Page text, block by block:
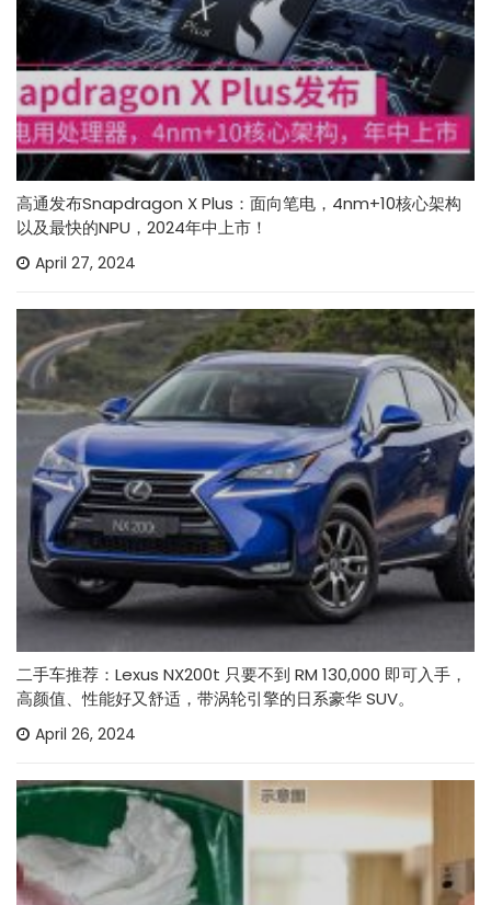
高通发布Snapdragon X Plus：面向笔电，4nm+10核心架构
以及最快的NPU，2024年中上市！
April 27, 2024
二手车推荐：Lexus NX200t 只要不到 RM 130,000 即可入手，
高颜值、性能好又舒适，带涡轮引擎的日系豪华 SUV。
April 26, 2024